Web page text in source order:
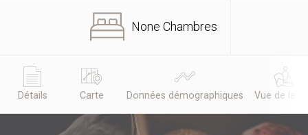
None Chambres
Détails Carte Données démographiques Vue de la